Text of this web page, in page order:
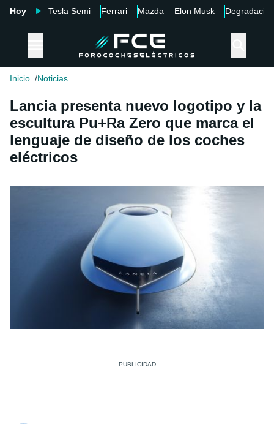
Hoy Tesla Semi Ferrari Mazda Elon Musk Degradación
Inicio Noticias
Lancia presenta nuevo logotipo y la
escultura Pu+Ra Zero que marca el
lenguaje de diseño de los coches
eléctricos